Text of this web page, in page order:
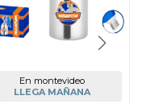
En montevideo
LLEGA MAÑANA